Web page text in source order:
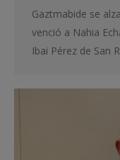
Gaztmabide se
venció a Nahia
Ibai Pérez de San